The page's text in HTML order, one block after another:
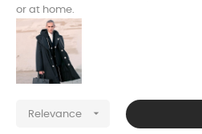
or at home.
Relevance 